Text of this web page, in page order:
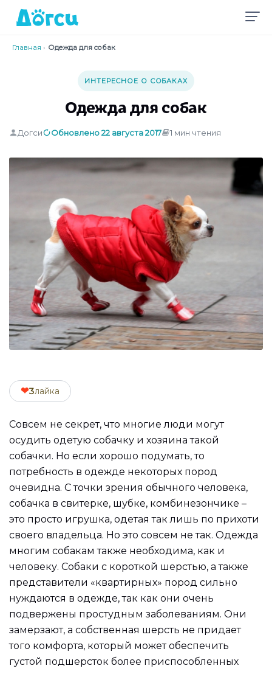
Главная › Одежда для собак
ИНТЕРЕСНОЕ О СОБАКАХ
Одежда для собак
Догси Обновлено 22 августа 2017 1 мин чтения
❤3лайка
Совсем не секрет, что многие люди могут
осудить одетую собачку и хозяина такой
собачки. Но если хорошо подумать, то
потребность в одежде некоторых пород
очевидна. С точки зрения обычного человека,
собачка в свитерке, шубке, комбинезончике –
это просто игрушка, одетая так лишь по прихоти
своего владельца. Но это совсем не так. Одежда
многим собакам также необходима, как и
человеку. Собаки с короткой шерстью, а также
представители «квартирных» пород сильно
нуждаются в одежде, так как они очень
подвержены простудным заболеваниям. Они
замерзают, а собственная шерсть не придает
того комфорта, который может обеспечить
густой подшерсток более приспособленных